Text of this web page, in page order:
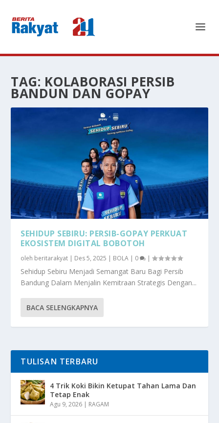
TAG: KOLABORASI PERSIB
BANDUN DAN GOPAY
SEHIDUP SEBIRU: PERSIB-GOPAY PERKUAT
EKOSISTEM DIGITAL BOBOTOH
oleh beritarakyat | Des 5, 2025 | BOLA | 0 |
Sehidup Sebiru Menjadi Semangat Baru Bagi Persib
Bandung Dalam Menjalin Kemitraan Strategis Dengan...
BACA SELENGKAPNYA
TULISAN TERBARU
4 Trik Koki Bikin Ketupat Tahan Lama Dan
Tetap Enak
Agu 9, 2026 | RAGAM